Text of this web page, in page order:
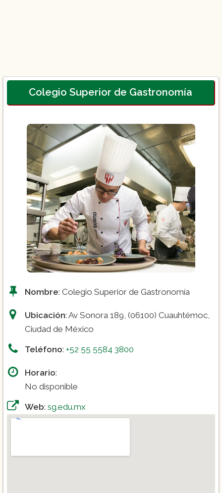
Colegio Superior de Gastronomía
Nombre: Colegio Superior de Gastronomía
Ubicación: Av Sonora 189, (06100) Cuauhtémoc,
Ciudad de México
Teléfono: +52 55 5584 3800
Horario:
No disponible
Web: sg.edu.mx